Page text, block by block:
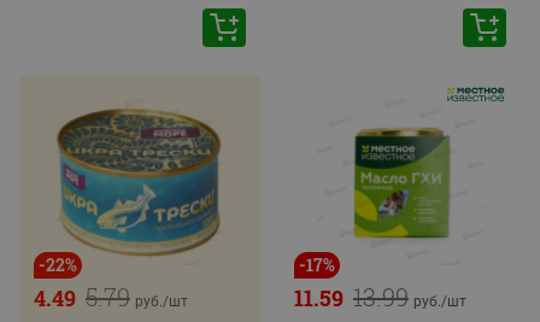
-22%
5.79
4.49 руб./шт
-17%
13.99
11.59 руб./шт